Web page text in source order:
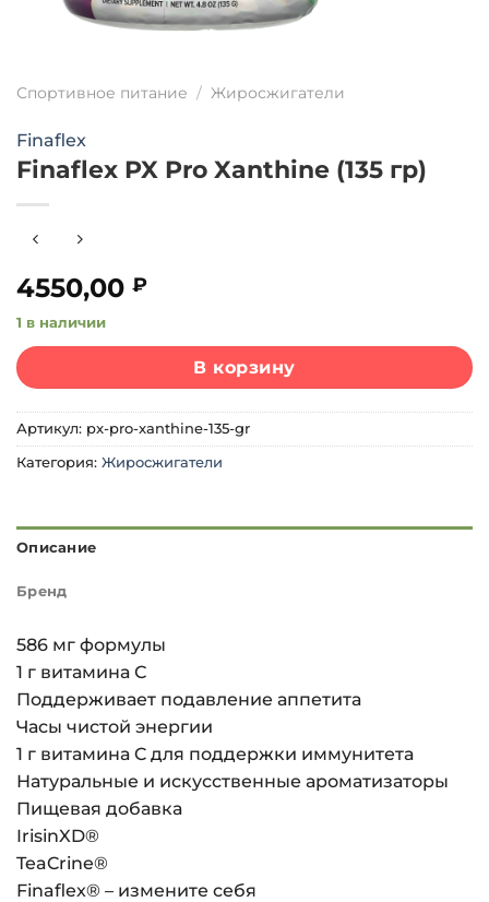
Спортивное питание / Жиросжигатели
Finaflex
Finaflex PX Pro Xanthine (135 гр)
4550,00 ₽
1 в наличии
В корзину
Артикул: px-pro-xanthine-135-gr
Категория: Жиросжигатели
Описание
Бренд
586 мг формулы
1 г витамина С
Поддерживает подавление аппетита
Часы чистой энергии
1 г витамина C для поддержки иммунитета
Натуральные и искусственные ароматизаторы
Пищевая добавка
IrisinXD®
TeaCrine®
Finaflex® – измените себя